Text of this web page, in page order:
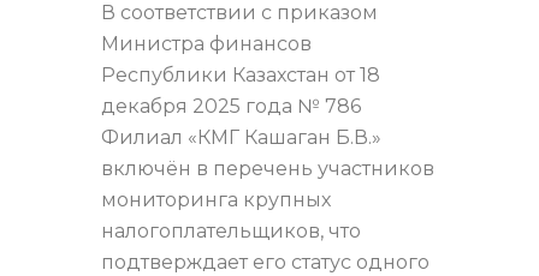
В соответствии с приказом
Министра финансов
Республики Казахстан от 18
декабря 2025 года № 786
Филиал «КМГ Кашаган Б.В.»
включён в перечень участников
мониторинга крупных
налогоплательщиков, что
подтверждает его статус одного